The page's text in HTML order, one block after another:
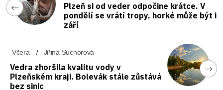
Plzeň si od veder odpočine krátce. V
pondělí se vrátí tropy, horké může být i
září
Včera Jiřina Suchorová
Vedra zhoršila kvalitu vody v
Plzeňském kraji. Bolevák stále zůstává
bez sinic